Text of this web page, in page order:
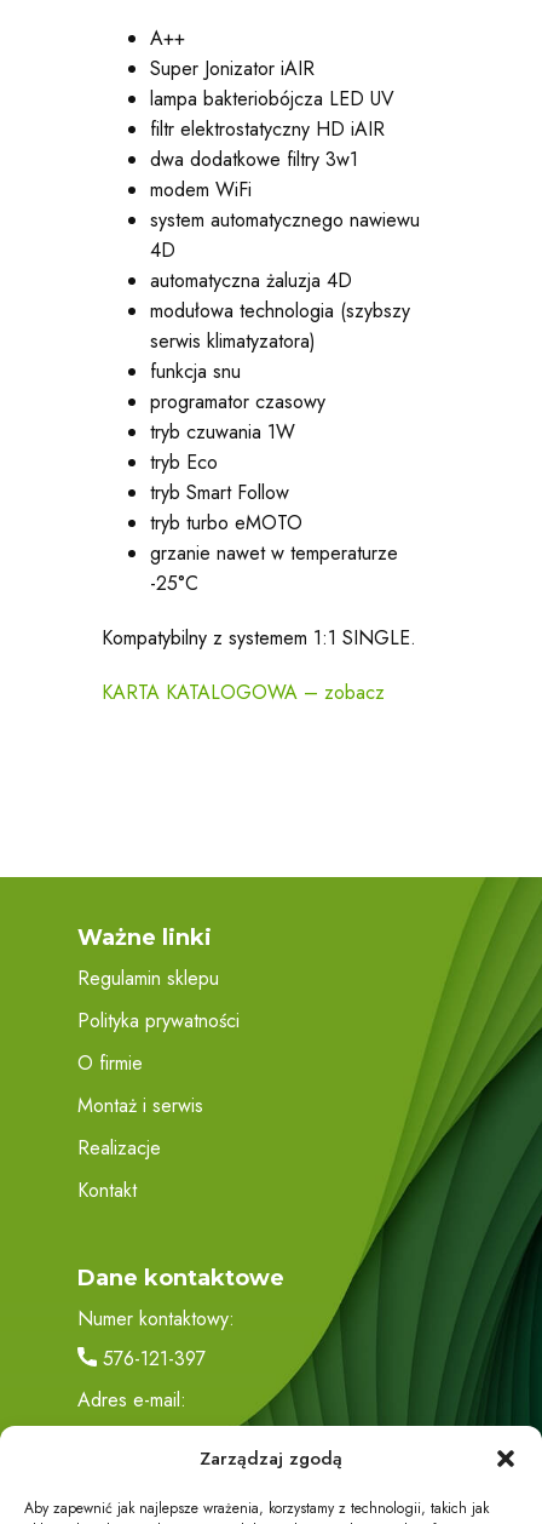
Zarządzaj zgodą
Aby zapewnić jak najlepsze wrażenia, korzystamy z technologii, takich jak
A++
Super Jonizator iAIR
lampa bakteriobójcza LED UV
filtr elektrostatyczny HD iAIR
dwa dodatkowe filtry 3w1
modem WiFi
system automatycznego nawiewu
4D
automatyczna żaluzja 4D
modułowa technologia (szybszy
serwis klimatyzatora)
funkcja snu
programator czasowy
tryb czuwania 1W
tryb Eco
tryb Smart Follow
tryb turbo eMOTO
grzanie nawet w temperaturze
-25°C
Kompatybilny z systemem 1:1 SINGLE.
KARTA KATALOGOWA – zobacz
Ważne linki
Regulamin sklepu
Polityka prywatności
O firmie
Montaż i serwis
Realizacje
Kontakt
Dane kontaktowe
Numer kontaktowy:
576-121-397
Adres e-mail: